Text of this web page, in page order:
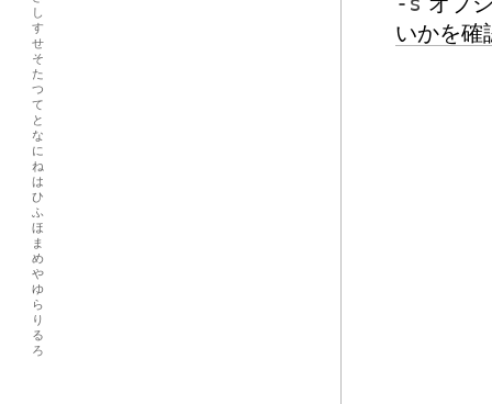
し
す
せ
そ
た
つ
て
と
な
に
ね
は
ひ
ふ
ほ
ま
め
や
ゆ
ら
り
る
ろ
いかを確